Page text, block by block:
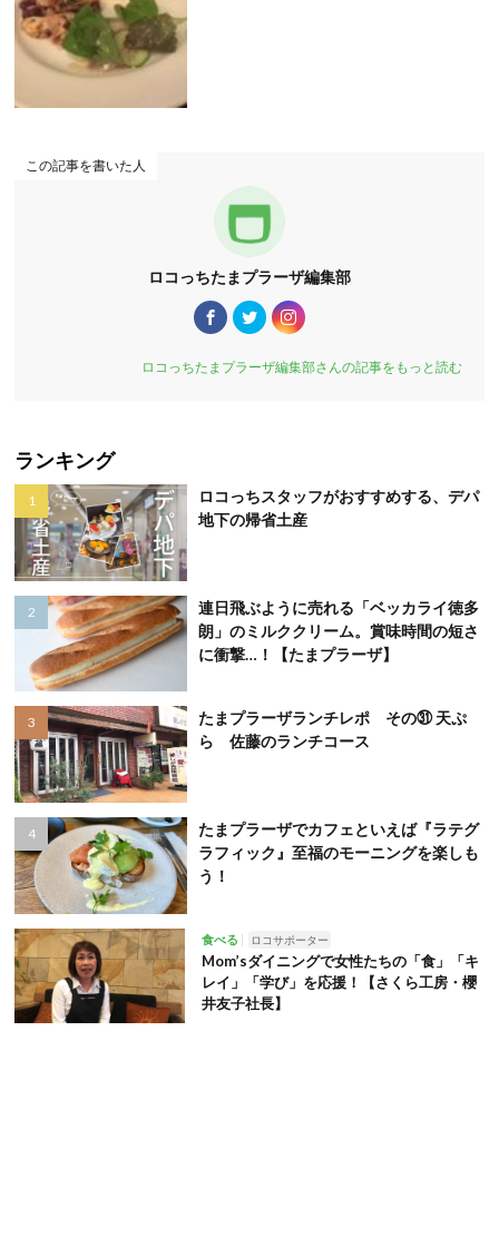
この記事を書いた人
ロコっちたまプラーザ編集部
ロコっちたまプラーザ編集部さんの記事をもっと読む
ランキング
ロコっちスタッフがおすすめする、デパ
地下の帰省土産
連日飛ぶように売れる「ベッカライ徳多
朗」のミルククリーム。賞味時間の短さ
に衝撃…！【たまプラーザ】
たまプラーザランチレポ その㉛ 天ぷ
ら 佐藤のランチコース
たまプラーザでカフェといえば『ラテグ
ラフィック』至福のモーニングを楽しも
う！
食べる ロコサポーター
Mom’sダイニングで女性たちの「食」「キ
レイ」「学び」を応援！【さくら工房・櫻
井友子社長】